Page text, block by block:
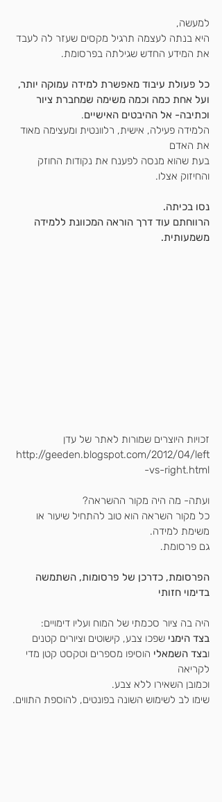
למעשה,
היא בנתה לעצמה תרגיל מקסים שעזר לה לעבד
את המידע החדש שגילתה בפרסומת.
כל פעולת עיבוד מאפשרת למידה עמוקה יותר,
ועל אחת כמה וכמה משימה שמחברת ציור
וכתיבה- אל ההיבטים האישיים.
הלמידה פעילה, אישית, רלוונטית ומעצימה מאוד
את האדם
בעת שהוא מנסה לפענח את נקודות החוזק
והחיזוק אצלו.
נסו בכיתה.
הרווחתם עוד דרך הוראה המכוונת ללמידה
משמעותית.
זכויות היוצרים שמורות לאתר של עדן
http://geeden.blogspot.com/2012/04/left
-vs-right.html
ועתה- מה היה מקור ההשראה?
כל מקור השראה הוא טוב להתחיל שיעור או
משימת למידה.
גם פרסומת.
הפרסומת, כדרכן של פרסומות, השתמשה
בדימוי חזותי
היה בה ציור סכמתי של המוח ועליו דימויים:
בצד הימני שפכו צבע, קישוטים וציורים קטנים
ובצד השמאלי הוסיפו מספרים וטקסט קטן מדי
לקריאה
וכמובן השאירו ללא צבע.
שימו לב לשימוש השונה בפונטים, להוספת התווים.